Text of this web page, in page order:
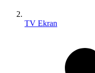
TV Ekran